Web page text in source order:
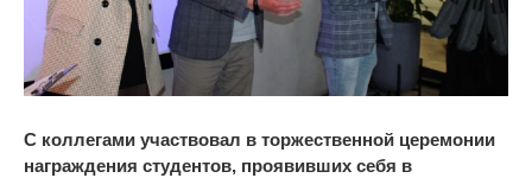
C коллегами участвовал в торжественной церемонии
награждения студентов, проявивших себя в